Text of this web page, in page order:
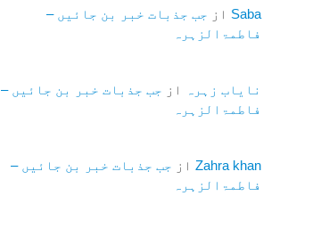
Saba از جب جذبات خبر بن جائیں –
فاطمۃالزہرہ
نایاب زہرہ از جب جذبات خبر بن جائیں –
فاطمۃالزہرہ
Zahra khanاز جب جذبات خبر بن جائیں –
فاطمۃالزہرہ